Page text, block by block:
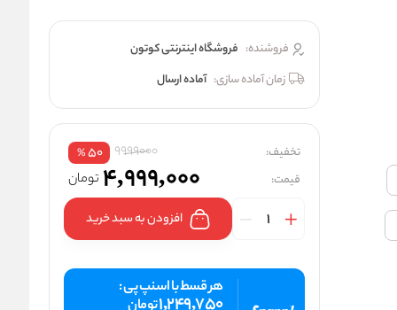
فروشنده: فروشگاه اینترنتی کوتون
زمان آماده سازی: آماده ارسال
تخفیف: 9999000
50
%
قیمت: 4,999,000 تومان
افزودن به سبد خرید
هر قسط با اسنپ پی :